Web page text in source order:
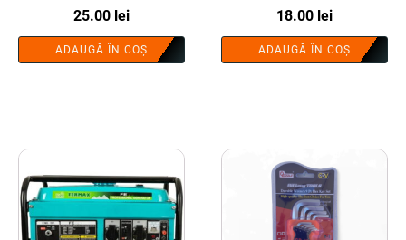
COBI SMART®
25.00 lei
ADAUGĂ ÎN COȘ
18.00 lei
ADAUGĂ ÎN COȘ